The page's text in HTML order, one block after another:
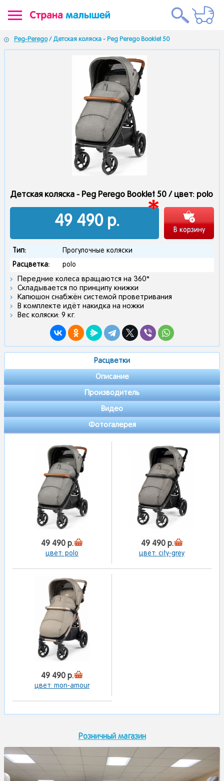
Peg-Perego/ Детская коляска - Peg Perego Booklet 50
Детская коляска - Peg Perego Booklet 50 / цвет: рolo
49 490р.
В корзину
Тип: Прогулочные коляски
Расцветка: рolo
Передние колеса вращаются на 360°
Складывается по принципу книжки
Капюшон снабжён системой проветривания
В комплекте идёт накидка на ножки
Вес коляски: 9 кг.
Расцветки
Описание
Производитель
Видео
Фотогалерея
49 490 р.
цвет: рolo
49 490 р.
цвет: city-grey
49 490 р.
цвет: mon-amour
Розничный магазин